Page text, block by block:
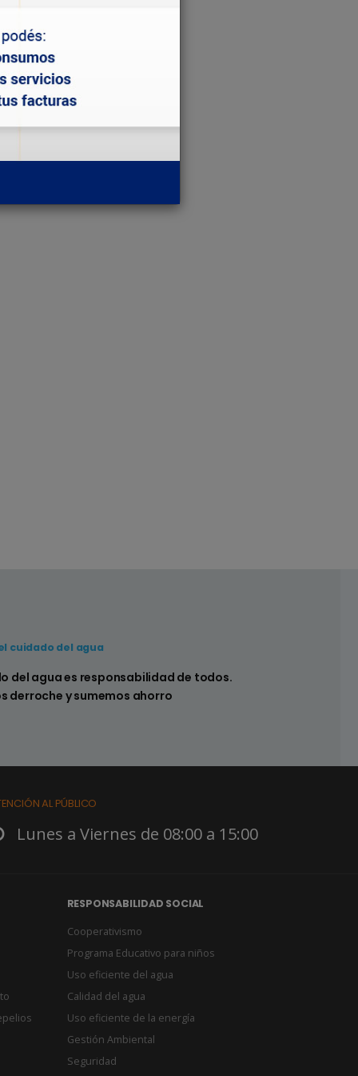
pérdidas en los sistemas sanitarios de
cuidado del agua
del agua es responsabilidad de todos.
derroche y sumemos ahorro
AL PÚBLICO
Lunes a Viernes de 08:00 a 15:00
RESPONSABILIDAD SOCIAL
Cooperativismo
Programa Educativo para niños
Uso eficiente del agua
Calidad del agua
Uso eficiente de la energía
Gestión Ambiental
Seguridad